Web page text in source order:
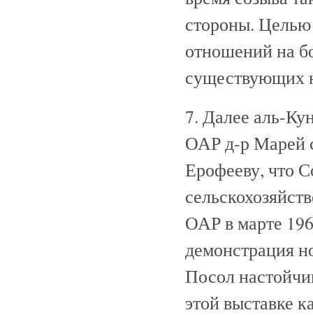
стороны. Целью
отношений на
существующих
7. Далее аль-
ОАР д-р Марей
Ерофееву, что
ОАР в марте
демонстрация
Посол
этой выставке